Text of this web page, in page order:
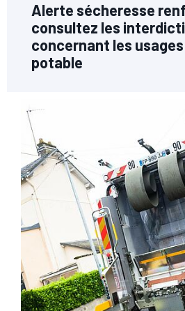
Alerte sécheresse
consultez les
concernant les
potable